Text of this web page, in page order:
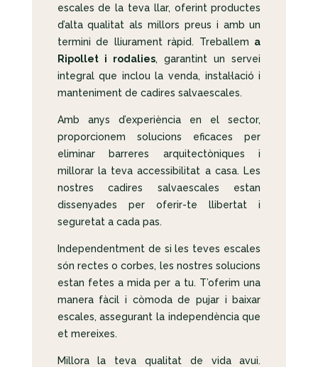
escales de la teva llar, oferint productes
d’alta qualitat als millors preus i amb un
termini de lliurament ràpid. Treballem a
Ripollet i rodalies, garantint un servei
integral que inclou la venda, instal·lació i
manteniment de cadires salvaescales.
Amb anys d’experiència en el sector,
proporcionem solucions eficaces per
eliminar barreres arquitectòniques i
millorar la teva accessibilitat a casa. Les
nostres cadires salvaescales estan
dissenyades per oferir-te llibertat i
seguretat a cada pas.
Independentment de si les teves escales
són rectes o corbes, les nostres solucions
estan fetes a mida per a tu. T’oferim una
manera fàcil i còmoda de pujar i baixar
escales, assegurant la independència que
et mereixes.
Millora la teva qualitat de vida avui.